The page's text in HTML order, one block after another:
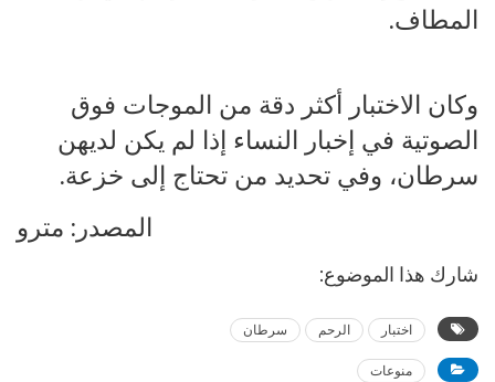
المطاف.
وكان الاختبار أكثر دقة من الموجات فوق
الصوتية في إخبار النساء إذا لم يكن لديهن
سرطان، وفي تحديد من تحتاج إلى خزعة.
المصدر: مترو
شارك هذا الموضوع:
اختبار الرحم سرطان
منوعات